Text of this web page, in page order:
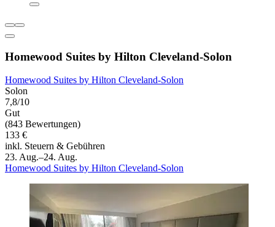
Homewood Suites by Hilton Cleveland-Solon
Homewood Suites by Hilton Cleveland-Solon
Solon
7,8/10
Gut
(843 Bewertungen)
133 €
inkl. Steuern & Gebühren
23. Aug.–24. Aug.
Homewood Suites by Hilton Cleveland-Solon